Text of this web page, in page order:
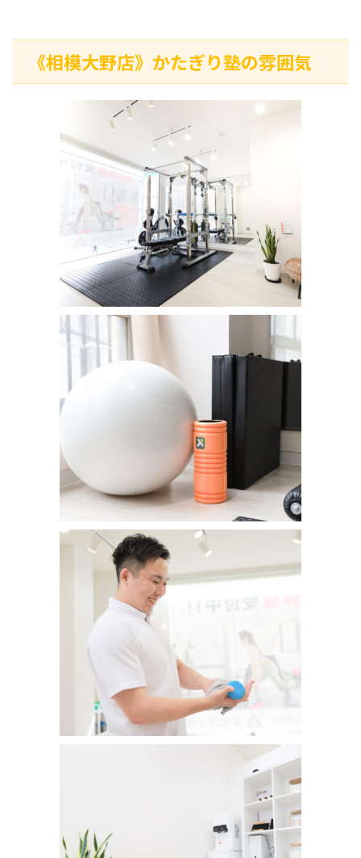
《相模大野店》かたぎり塾の雰囲気